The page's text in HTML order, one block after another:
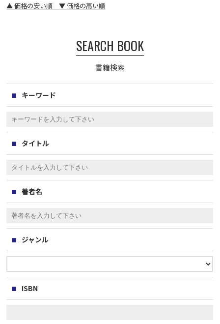
▲ 価格の安い順▼ 価格の高い順
SEARCH BOOK
書籍検索
キーワード
タイトル
著者名
ジャンル
ISBN